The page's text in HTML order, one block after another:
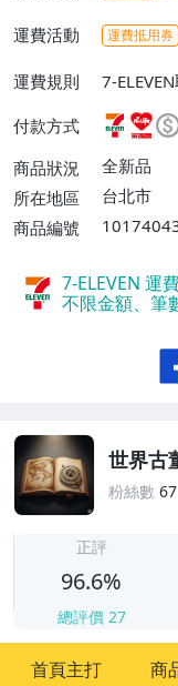
運費活動 運費抵用券
運費規則
7-
或消費
不付款【
運費$60
費】、宅
付款方式
商品狀況
全新品
所在地區
台北市
商品編號
7-ELEVEN 運
不限金額、筆
世界古
粉絲數 67
正評
96.6%
總評價 27
首頁主打 商